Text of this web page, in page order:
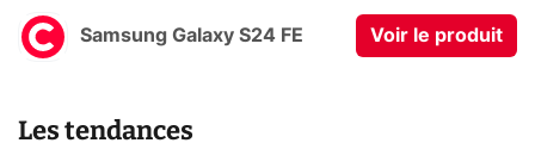
Samsung Galaxy S24 FE Voir le produit
Les tendances